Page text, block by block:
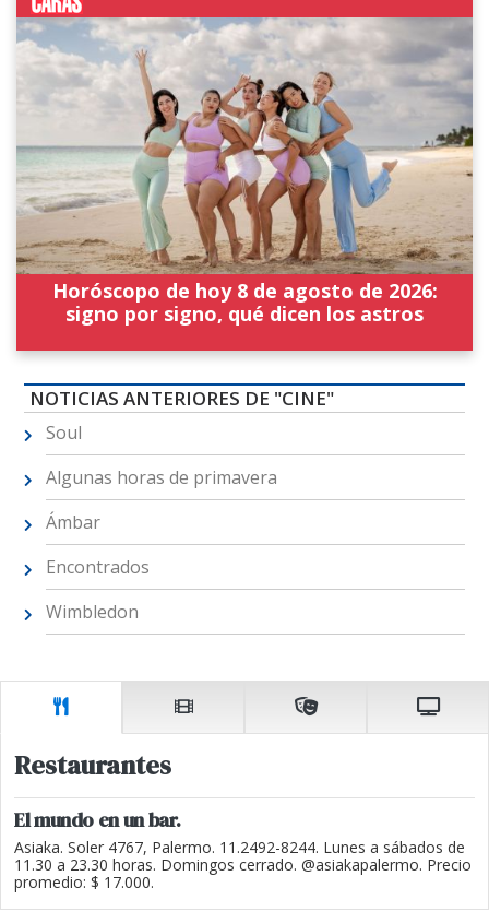
Horóscopo de hoy 8 de agosto de 2026:
signo por signo, qué dicen los astros
NOTICIAS ANTERIORES DE "CINE"
Soul
Algunas horas de primavera
Ámbar
Encontrados
Wimbledon
Restaurantes
El mundo en un bar.
Asiaka. Soler 4767, Palermo. 11.2492-8244. Lunes a sábados de
11.30 a 23.30 horas. Domingos cerrado. @asiakapalermo. Precio
promedio: $ 17.000.